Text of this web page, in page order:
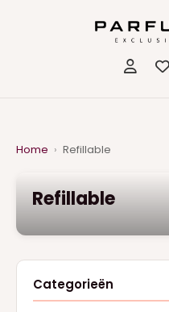
Home › Refillable
Refillable
Categorieën